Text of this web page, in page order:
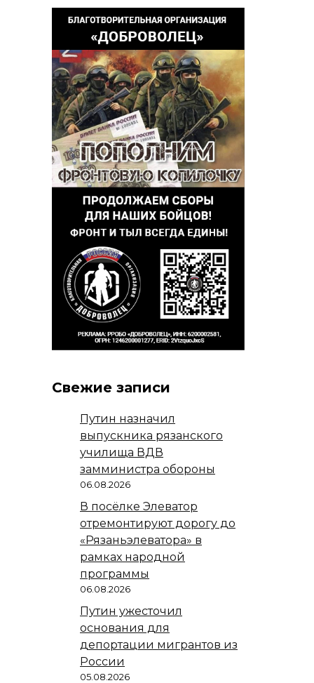
Свежие записи
Путин назначил
выпускника рязанского
училища ВДВ
замминистра обороны
06.08.2026
В посёлке Элеватор
отремонтируют дорогу до
«Рязаньэлеватора» в
рамках народной
программы
06.08.2026
Путин ужесточил
основания для
депортации мигрантов из
России
05.08.2026